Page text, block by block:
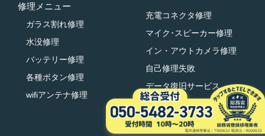
修理メニュー
ガラス割れ修理
水没修理
バッテリー修理
各種ボタン修理
wifiアンテナ修理
充電コネクタ修理
マイク･スピーカー修理
イン・アウトカメラ修理
自己修理失敗
データ復旧サービス